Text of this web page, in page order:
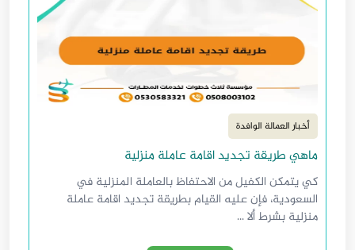
أخبار العمالة الوافدة
ماهي طريقة تجديد اقامة عاملة منزلية
كي يتمكن الكفيل من الاحتفاظ بالعاملة المنزلية في
السعودية، فإن عليه القيام بطريقة تجديد اقامة عاملة
منزلية بشرط ألا ...